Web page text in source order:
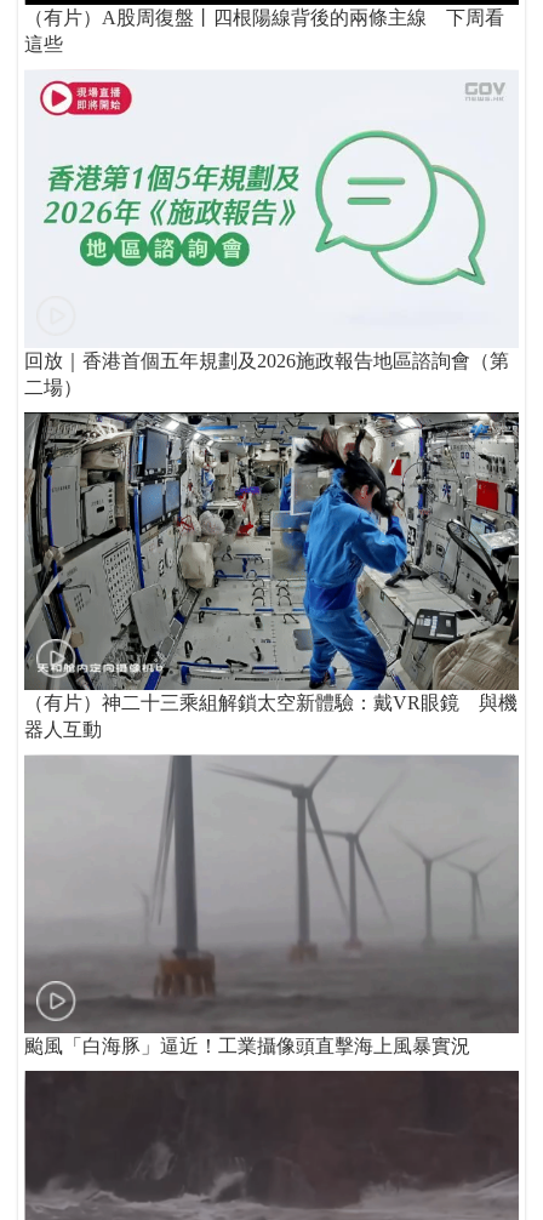
（有片）A股周復盤丨四根陽線背後的兩條主線 下周看
這些
回放｜香港首個五年規劃及2026施政報告地區諮詢會（第
二場）
（有片）神二十三乘組解鎖太空新體驗：戴VR眼鏡 與機
器人互動
颱風「白海豚」逼近！工業攝像頭直擊海上風暴實況